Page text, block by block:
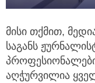
მისი თქმით,
საგანს
აღჭურვილია